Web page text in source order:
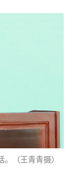
。（王青青摄）